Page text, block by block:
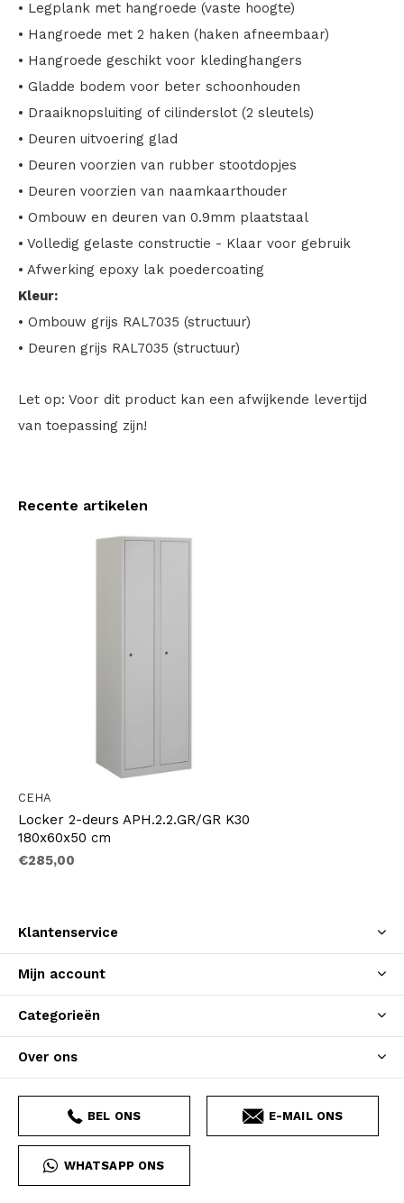
• Legplank met hangroede (vaste hoogte)
• Hangroede met 2 haken (haken afneembaar)
• Hangroede geschikt voor kledinghangers
• Gladde bodem voor beter schoonhouden
• Draaiknopsluiting of cilinderslot (2 sleutels)
• Deuren uitvoering glad
• Deuren voorzien van rubber stootdopjes
• Deuren voorzien van naamkaarthouder
• Ombouw en deuren van 0.9mm plaatstaal
• Volledig gelaste constructie - Klaar voor gebruik
• Afwerking epoxy lak poedercoating
Kleur:
• Ombouw grijs RAL7035 (structuur)
• Deuren grijs RAL7035 (structuur)
Let op: Voor dit product kan een afwijkende levertijd
van toepassing zijn!
Recente artikelen
CEHA
Locker 2-deurs APH.2.2.GR/GR K30
180x60x50 cm
€285,00
Klantenservice
Mijn account
Categorieën
Over ons
BEL ONS E-MAIL ONS
WHATSAPP ONS